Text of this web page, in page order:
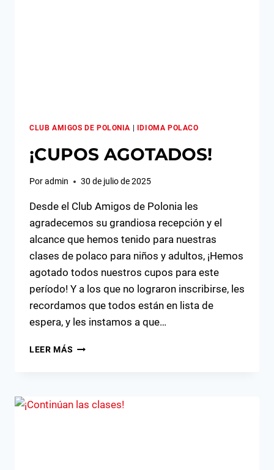
CLUB AMIGOS DE POLONIA | IDIOMA POLACO
¡CUPOS AGOTADOS!
Poradmin 30 de julio de 2025
Desde el Club Amigos de Polonia les
agradecemos su grandiosa recepción y el
alcance que hemos tenido para nuestras
clases de polaco para niños y adultos, ¡Hemos
agotado todos nuestros cupos para este
período! Y a los que no lograron inscribirse, les
recordamos que todos están en lista de
espera, y les instamos a que…
LEER MÁS ¡CUPOS